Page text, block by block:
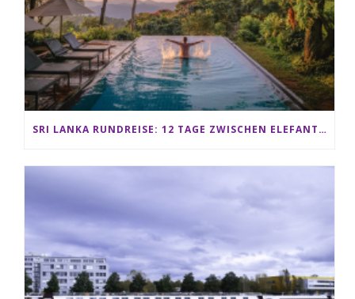
SRI LANKA RUNDREISE: 12 TAGE ZWISCHEN ELEFANTEN, TEEPLANTAGEN & STRAND ALS FAMILIE